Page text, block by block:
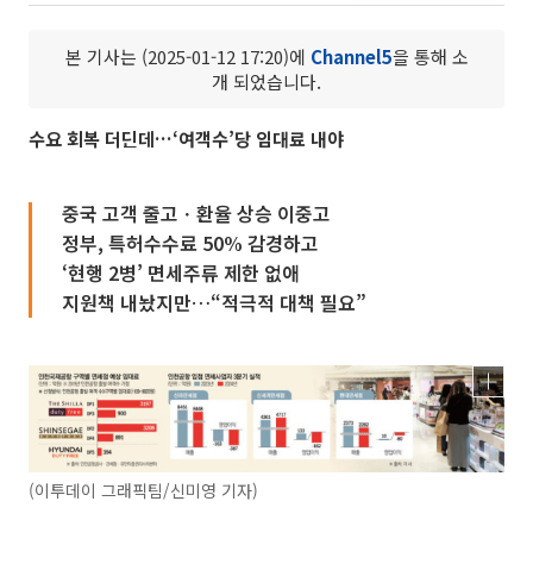
본 기사는 (2025-01-12 17:20)에 Channel5을 통해 소
개 되었습니다.
수요 회복 더딘데…‘여객수’당 임대료 내야
중국 고객 줄고ㆍ환율 상승 이중고
정부, 특허수수료 50% 감경하고
‘현행 2병’ 면세주류 제한 없애
지원책 내놨지만…“적극적 대책 필요”
(이투데이 그래픽팀/신미영 기자)